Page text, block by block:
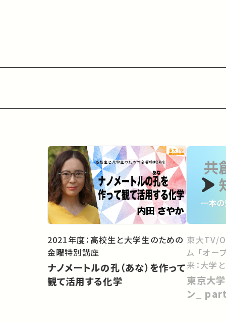
2021年度：高校生と大学生のための
金曜特別講座
ナノメートルの孔（あな）を作って
観て活用する化学
東大TV/
ム 「オー
来：大学
向けて」
東京大
ン_